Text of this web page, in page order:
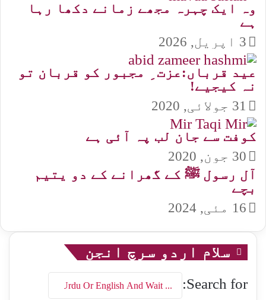
وہ ایک چہرہ مجھے زمانے دکھا رہا
ہے
3 اپریل, 2026
عید قرباں:عزت ِ مجبور کو قربان تو
نہ کیجیے!
31 جولائی, 2020
کوفت سے جان لب پہ آئی ہے
30 جون, 2020
آل رسول ﷺ کے گھرانے کے دو یتیم
بچے
16 مئی, 2024
سلام اردو سرچ انجن
Search for: